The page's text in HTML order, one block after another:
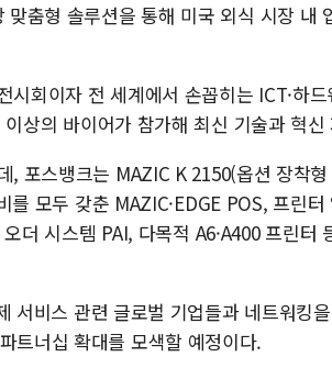
춤형 솔루션을 통해 미국 외식 시장 내
회이자 전 세계에서 손꼽히는 ICT·하드
상의 바이어가 참가해 최신 기술과 혁
, 포스뱅크는 MAZIC K 2150(옵션 장착
를 모두 갖춘 MAZIC·EDGE POS, 프린
더 시스템 PAI, 다목적 A6·A400 프린터
서비스 관련 글로벌 기업들과 네트워킹
트너십 확대를 모색할 예정이다.